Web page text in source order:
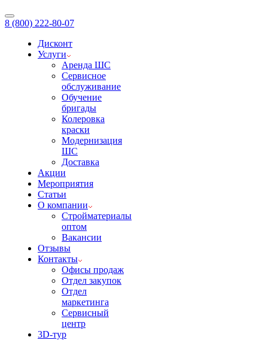
8 (800) 222-80-07
Дисконт
Услуги
Аренда ШС
Сервисное
обслуживание
Обучение
бригады
Колеровка
краски
Модернизация
ШС
Доставка
Акции
Мероприятия
Статьи
О компании
Стройматериалы
оптом
Вакансии
Отзывы
Контакты
Офисы продаж
Отдел закупок
Отдел
маркетинга
Сервисный
центр
3D-тур